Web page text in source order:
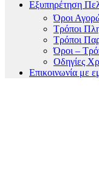
Εξυπηρέτηση
Όροι
Τρόποι
Τρόποι
Όροι –
Οδηγίες
Επικοινωνία με